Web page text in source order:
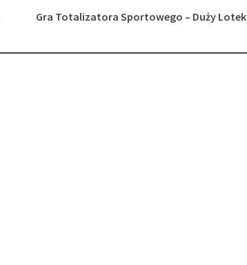
Gra Totalizatora Sportowego – Duży Lotek